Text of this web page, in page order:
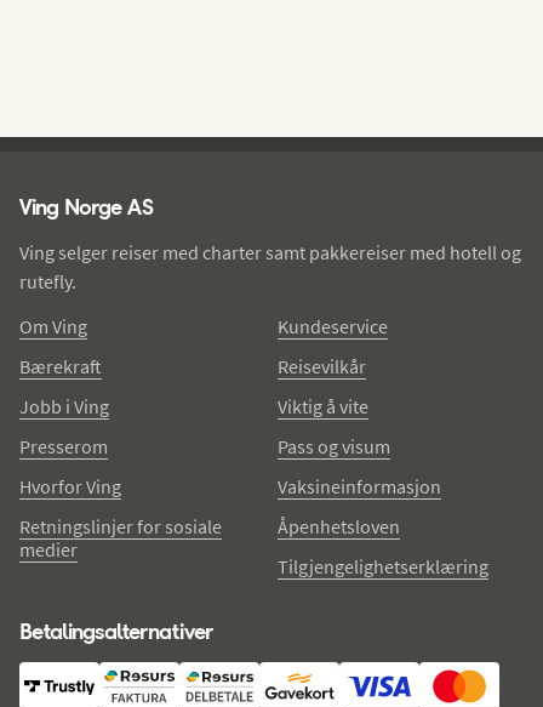
Ving Norge AS
Ving selger reiser med charter samt pakkereiser med hotell og
rutefly.
Om Ving
Bærekraft
Jobb i Ving
Presserom
Hvorfor Ving
Retningslinjer for sosiale
medier
Kundeservice
Reisevilkår
Viktig å vite
Pass og visum
Vaksineinformasjon
Åpenhetsloven
Tilgjengelighetserklæring
Betalingsalternativer